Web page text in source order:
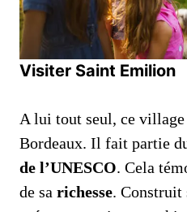
Visiter Saint Emilion
A lui tout seul, ce
Bordeaux. Il fait partie
de l’UNESCO. Cela
de sa richesse. Construit